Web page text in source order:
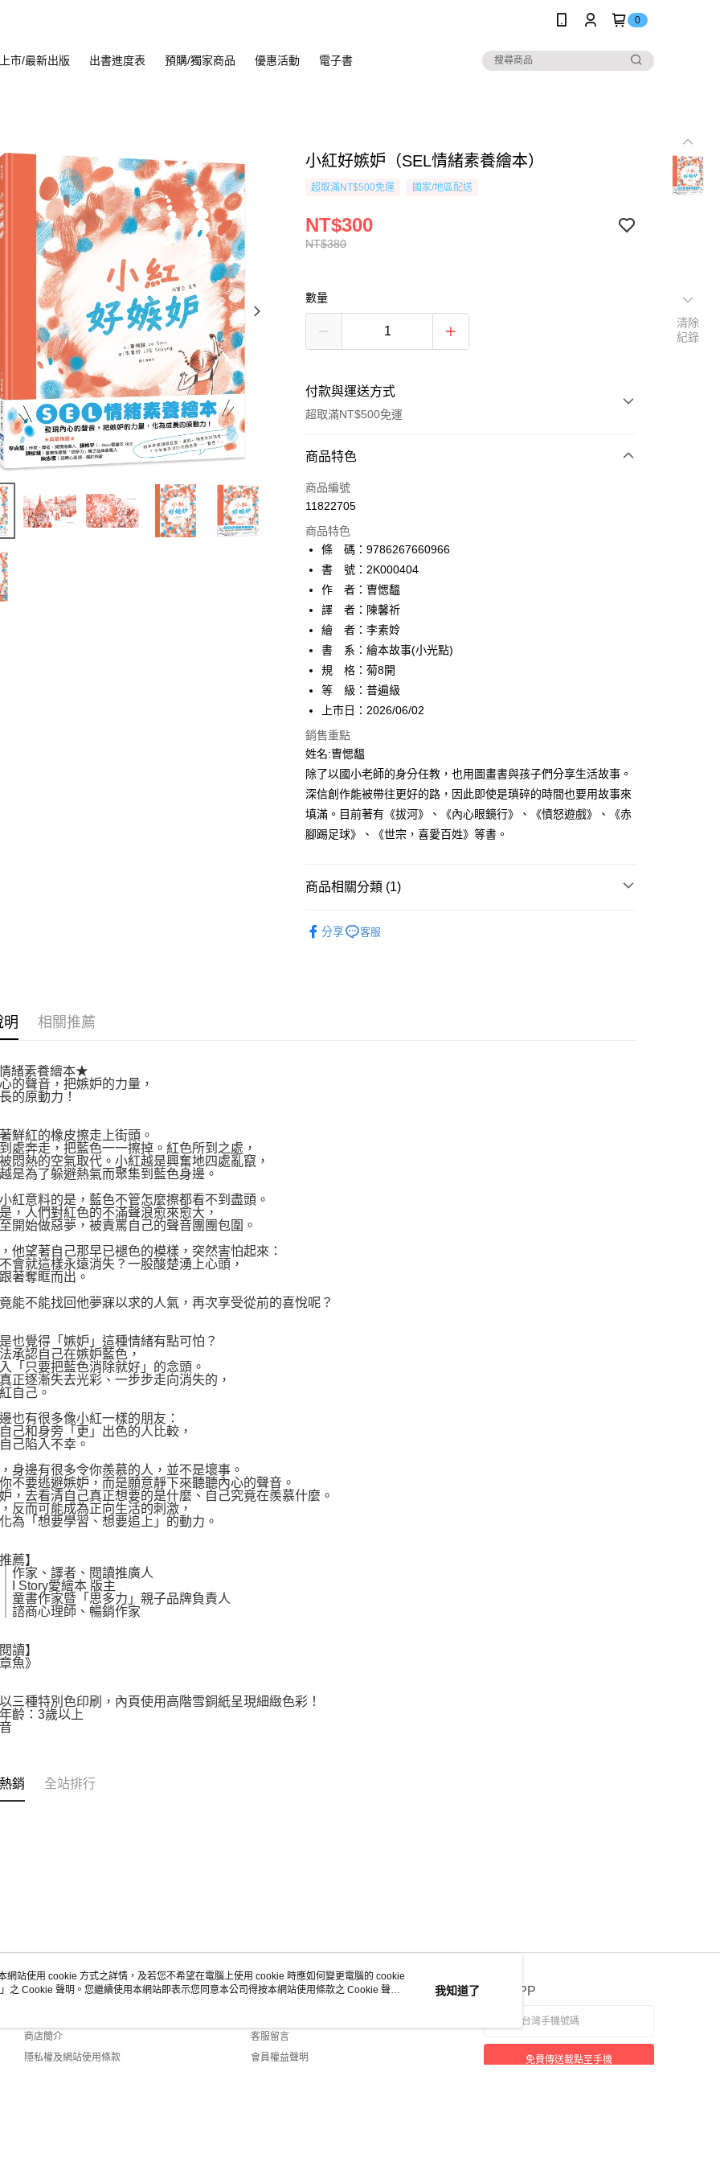
0
市/最新出版 出書進度表 預購/獨家商品 優惠活動 電子書
小紅好嫉妒（SEL情緒素養繪本）
超取滿NT$500免運 國家/地區配送
NT$380
NT$300
數量
付款與運送方式
超取滿NT$500免運
付款方式
信用卡一次付款
AFTEE先享後付
相關說明
AFTEE先享後付是「在收到商品之後才付款」的支付方式。 讓您購物簡單
便利好安心！
１．簡單：不需註冊會員、不需綁卡、不需儲值。
２．便利：只要手機號碼，簡訊認證，即可結帳。
３．安心：先確認商品／服務後，再付款。
１．於結帳方式選擇「AFTEE先享後付」後，將跳轉至「AFTEE先享後
付」結帳頁面，進行簡訊認證並確認金額後，即可完成結帳。
３．收到繳費通知簡訊後14天內，點擊此簡訊中的連結，可透過四大超商
／ATM／網路銀行／等多元方式進行付款，方視為交易完成。
※ 請注意：結帳手續完成當下不需立刻繳費，但若您需要取消訂單，請聯
絡購買商品的店家。未經商家同意取消之訂單仍視為有效，需透過AFTEE
先享後付繳納相關費用。
※ 交易是否成功請以「AFTEE先享後付 」之結帳頁面顯示為準，若有關於
付客戶支援中心」https://netprotections.freshdesk.com/support/home
１．透過由恩沛科技股份有限公司提供之「AFTEE先享後付」服務完成之
２．關於個人資料處理事宜，請瀏覽以下網址：
https://aftee.tw/terms/#terms3
ATM付款
運送方式
全家取貨付款
每筆NT$80，滿NT$500(含以上)免運費
每筆NT$80，滿NT$500(含以上)免運費
萊爾富取貨付款
每筆NT$80，滿NT$500(含以上)免運費
付款後萊爾富取貨
7-11取貨付款
付款後7-11取貨
商品特色
商品編號
11822705
商品特色
條 碼：9786267660966
書 號：2K000404
作 者：曺愢馧
譯 者：陳馨祈
繪 者：李素姈
書 系：繪本故事(小光點)
規 格：菊8開
等 級：普遍級
上市日：2026/06/02
銷售重點
姓名:曺愢馧
除了以國小老師的身分任教，也用圖畫書與孩子們分享生活故事。
深信創作能被帶往更好的路，因此即使是瑣碎的時間也要用故事來
填滿。目前著有《拔河》、《內心眼鏡行》、《憤怒遊戲》、《赤
腳踢足球》、《世宗，喜愛百姓》等書。
商品相關分類 (1)
分享
客服
明 相關推薦
緒素養繪本★
的聲音，把嫉妒的力量，
的原動力！
鮮紅的橡皮擦走上街頭。
處奔走，把藍色一一擦掉。紅色所到之處，
悶熱的空氣取代。小紅越是興奮地四處亂竄，
是為了躲避熱氣而聚集到藍色身邊。
紅意料的是，藍色不管怎麼擦都看不到盡頭。
，人們對紅色的不滿聲浪愈來愈大，
開始做惡夢，被責罵自己的聲音團團包圍。
他望著自己那早已褪色的模樣，突然害怕起來：
會就這樣永遠消失？一股酸楚湧上心頭，
著奪眶而出。
能不能找回他夢寐以求的人氣，再次享受從前的喜悅呢？
也覺得「嫉妒」這種情緒有點可怕？
承認自己在嫉妒藍色，
「只要把藍色消除就好」的念頭。
正逐漸失去光彩、一步步走向消失的，
自己。
也有很多像小紅一樣的朋友：
己和身旁「更」出色的人比較，
己陷入不幸。
身邊有很多令你羨慕的人，並不是壞事。
不要逃避嫉妒，而是願意靜下來聽聽內心的聲音。
，去看清自己真正想要的是什麼、自己究竟在羨慕什麼。
反而可能成為正向生活的刺激，
為「想要學習、想要追上」的動力。
薦】
作家、譯者、閱讀推廣人
I Story愛繪本 版主
童書作家暨「思多力」親子品牌負責人
諮商心理師、暢銷作家
讀】
魚》
三種特別色印刷，內頁使用高階雪銅紙呈現細緻色彩！
齡：3歲以上
銷 全站排行
關於我們
商店簡介
隱私權及網站使用條款
客服資訊
客服留言
會員權益聲明
官方APP
免費傳送載點至手機
清除
紀錄
網站使用 cookie 方式之詳情，及若您不希望在電腦上使用 cookie 時應如何變更電腦的 cookie
」之 Cookie 聲明。您繼續使用本網站即表示您同意本公司得按本網站使用條款之 Cookie 聲明
我知道了